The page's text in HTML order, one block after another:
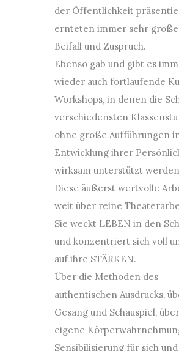
der Öffentlichkeit
ernteten immer sehr
Beifall und Zuspruch.
Ebenso gab und gibt es
wieder auch fortlaufende
Workshops, in denen die
verschiedensten
ohne große Aufführungen
Entwicklung ihrer
wirksam unterstützt
Diese äußerst wertvolle
weit über reine
Sie weckt LEBEN in den
und konzentriert sich voll
auf ihre STÄRKEN.
Über die Methoden des
authentischen Ausdrucks,
Gesang und Schauspiel,
eigene
Sensibilisierung für sich